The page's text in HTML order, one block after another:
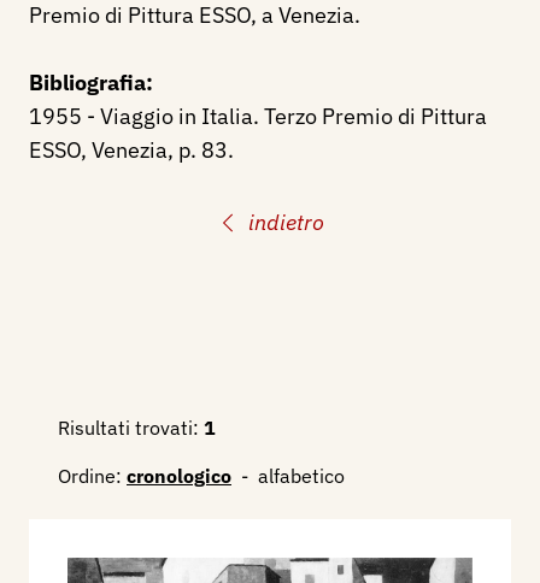
indietro
Premio di Pittura ESSO, a Venezia.
Bibliografia:
1955 - Viaggio in Italia. Terzo Premio di Pittura
ESSO, Venezia, p. 83.
Risultati trovati: 1
Ordine: cronologico - alfabetico